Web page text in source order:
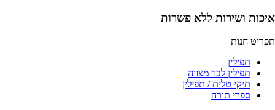
איכות ושירות ללא פשרות
תפריט חנות
תפילין
תפילין לבר מצווה
תיקי טלית / תפילין
ספרי תורה